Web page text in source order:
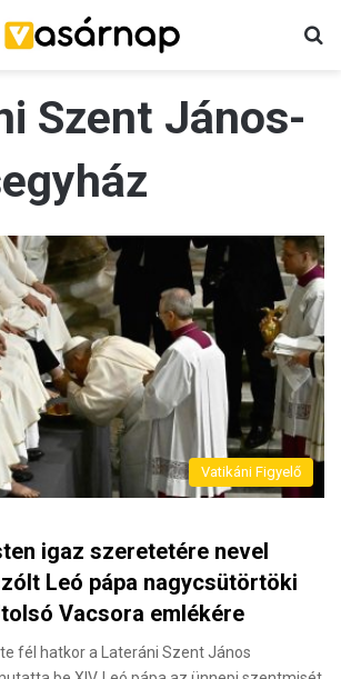
Szent János-
Vatikáni Figyelő
igaz szeretetére nevel
Leó pápa nagycsütörtöki
Vacsora emlékére
fél hatkor a Lateráni Szent János